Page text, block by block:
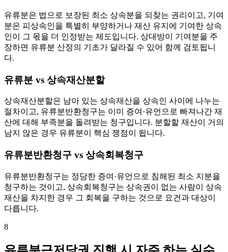
유류분은 법으로 보장된 최소 상속분을 되찾는 권리이고, 기여
분은 피상속인을 특별히 부양하거나 재산 유지에 기여한 상속
인이 그 몫을 더 인정받는 제도입니다. 상대방이 기여분을 주
장하면 유류분 산정의 기초가 달라질 수 있어 함께 검토됩니
다.
유류분 vs 상속재산분할
상속재산분할은 남아 있는 상속재산을 상속인 사이에 나누는
절차이고, 유류분반환청구는 이미 증여·유언으로 빠져나간 재
산에 대해 부족분을 돌려받는 청구입니다. 분할할 재산이 거의
남지 않은 경우 유류분이 핵심 쟁점이 됩니다.
유류분반환청구 vs 상속회복청구
유류분반환청구는 정당한 증여·유언으로 침해된 최소 지분을
청구하는 것이고, 상속회복청구는 상속권이 없는 사람이 상속
재산을 차지한 경우 그 회복을 구하는 것으로 요건과 대상이
다릅니다.
8